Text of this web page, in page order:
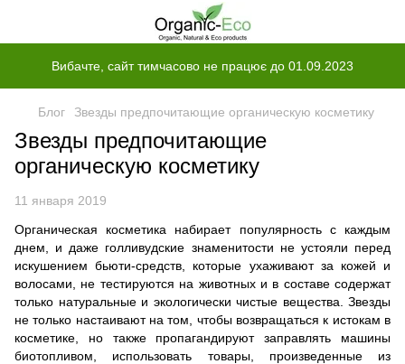
Вибачте, сайт тимчасово не працює до 01.09.2023
Блог Звезды предпочитающие органическую косметику
Звезды предпочитающие
органическую косметику
11 января 2019
Органическая косметика набирает популярность с каждым
днем, и даже голливудские знаменитости не устояли перед
искушением бьюти-средств, которые ухаживают за кожей и
волосами, не тестируются на животных и в составе содержат
только натуральные и экологически чистые вещества. Звезды
не только настаивают на том, чтобы возвращаться к истокам в
косметике, но также пропагандируют заправлять машины
биотопливом, использовать товары, произведенные из